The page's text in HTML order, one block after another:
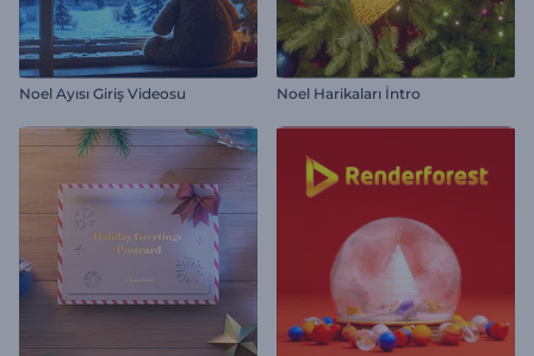
Noel Ayısı Giriş Videosu Noel Harikaları İntro